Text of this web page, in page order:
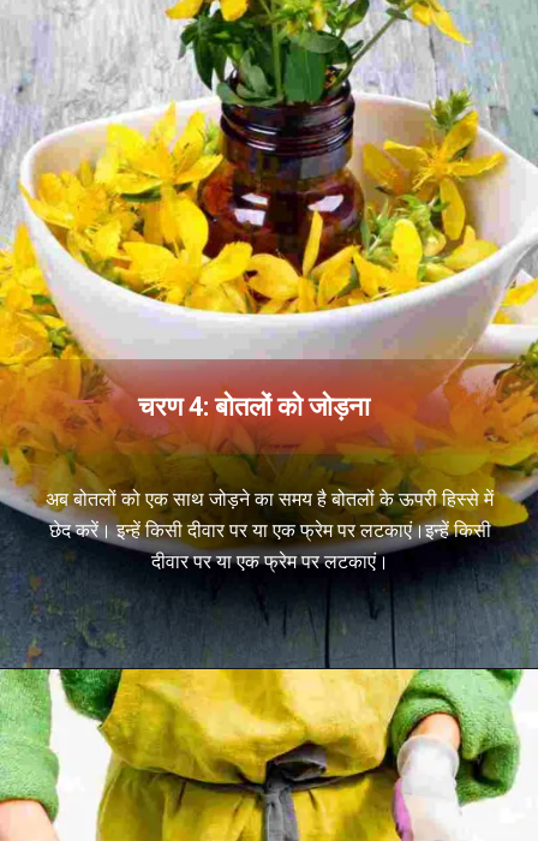
अब बोतलों को एक साथ जोड़ने का समय है बोतलों के ऊपरी हिस्से में
छेद करें। इन्हें किसी दीवार पर या एक फ्रेम पर लटकाएं।इन्हें किसी
दीवार पर या एक फ्रेम पर लटकाएं।
चरण 4: बोतलों को जोड़ना